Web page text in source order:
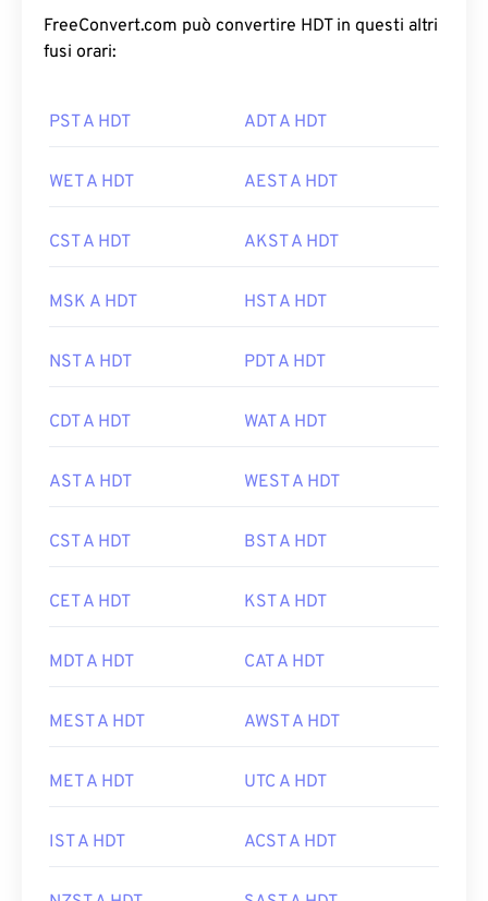
FreeConvert.com può convertire HDT in questi altri
fusi orari:
PST A HDT ADT A HDT
WET A HDT AEST A HDT
CST A HDT AKST A HDT
MSK A HDT HST A HDT
NST A HDT PDT A HDT
CDT A HDT WAT A HDT
AST A HDT WEST A HDT
CST A HDT BST A HDT
CET A HDT KST A HDT
MDT A HDT CAT A HDT
MEST A HDT AWST A HDT
MET A HDT UTC A HDT
IST A HDT ACST A HDT